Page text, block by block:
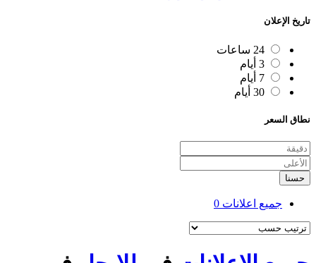
تاريخ الإعلان
24 ساعات
3 أيام
7 أيام
30 أيام
نطاق السعر
حسنا
جميع اعلانات 0